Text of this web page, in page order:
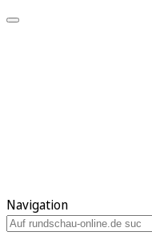
Navigation